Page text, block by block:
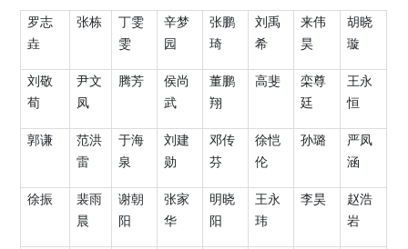
罗志
垚
张栋
丁雯
雯
辛梦
园
张鹏
琦
刘禹
希
来伟
昊
胡晓
璇
刘敬
荀
尹文
凤
腾芳
侯尚
武
董鹏
翔
高斐
栾尊
廷
王永
恒
郭谦
范洪
雷
于海
泉
刘建
勋
邓传
芬
徐恺
伦
孙璐
严凤
涵
徐振
裴雨
晨
谢朝
阳
张家
华
明晓
阳
王永
玮
李昊
赵浩
岩